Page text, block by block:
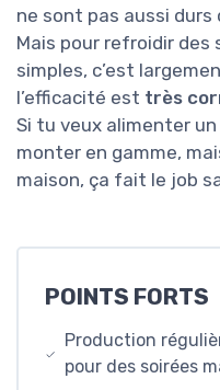
ne sont pas aussi durs
Mais pour refroidir des
simples, c’est
l’efficacité est très
Si tu veux alimenter
monter en gamme,
maison, ça fait le job
POINTS FORTS
Production
pour des soirées